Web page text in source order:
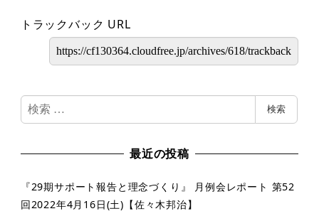
トラックバック URL
検
索
検索
最近の投稿
『29期サポート報告と理念づくり』 月例会レポート 第52
回2022年4月16日(土)【佐々木邦治】